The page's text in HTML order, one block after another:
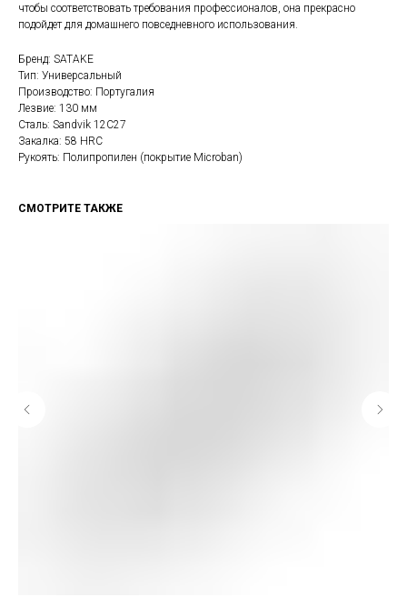
чтобы соответствовать требования профессионалов, она прекрасно
подойдет для домашнего повседневного использования.
Бренд: SATAKE
Тип: Универсальный
Производство: Португалия
Лезвие: 130 мм
Сталь: Sandvik 12C27
Закалка: 58 HRC
Рукоять: Полипропилен (покрытие Microban)
СМОТРИТЕ ТАКЖЕ